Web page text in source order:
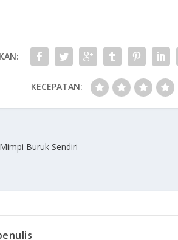
KECEPATAN:
Buruk Sendiri